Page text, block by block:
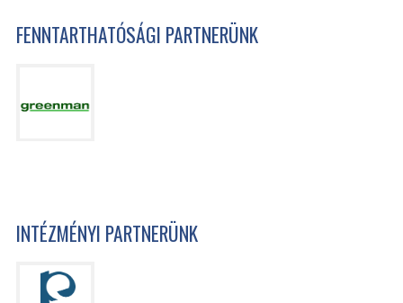
FENNTARTHATÓSÁGI PARTNERÜNK
INTÉZMÉNYI PARTNERÜNK